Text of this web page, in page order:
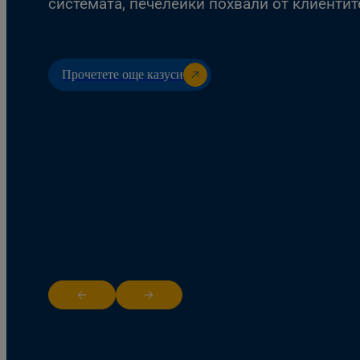
Прочетете още казуси
Return to previous slideJump to next slide